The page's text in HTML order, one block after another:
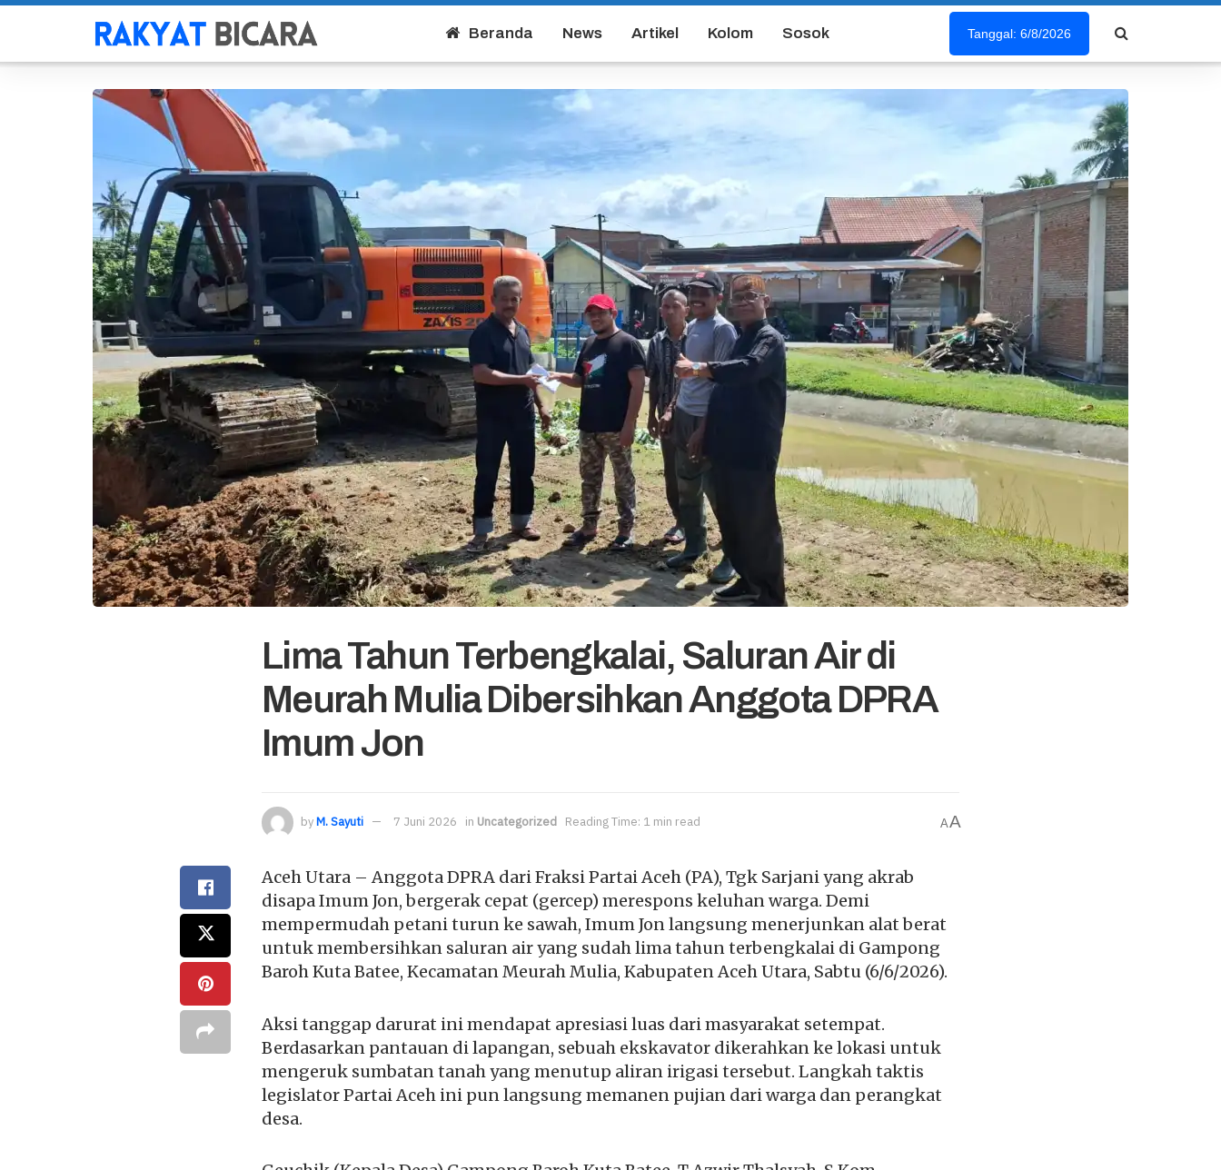
Beranda News Artikel Kolom Sosok Tanggal: 6/8/2026
Lima Tahun Terbengkalai, Saluran Air di
Meurah Mulia Dibersihkan Anggota DPRA
Imum Jon
byM. Sayuti 7 Juni 2026 in Uncategorized Reading Time: 1 min read AA
Aceh Utara – Anggota DPRA dari Fraksi Partai Aceh (PA), Tgk Sarjani yang akrab
disapa Imum Jon, bergerak cepat (gercep) merespons keluhan warga. Demi
mempermudah petani turun ke sawah, Imum Jon langsung menerjunkan alat berat
untuk membersihkan saluran air yang sudah lima tahun terbengkalai di Gampong
Baroh Kuta Batee, Kecamatan Meurah Mulia, Kabupaten Aceh Utara, Sabtu (6/6/2026).
Aksi tanggap darurat ini mendapat apresiasi luas dari masyarakat setempat.
Berdasarkan pantauan di lapangan, sebuah ekskavator dikerahkan ke lokasi untuk
mengeruk sumbatan tanah yang menutup aliran irigasi tersebut. Langkah taktis
legislator Partai Aceh ini pun langsung memanen pujian dari warga dan perangkat
desa.